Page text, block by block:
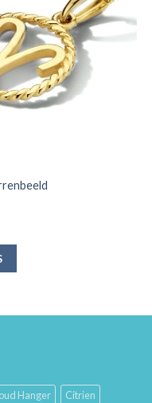
Hanger
Citrien